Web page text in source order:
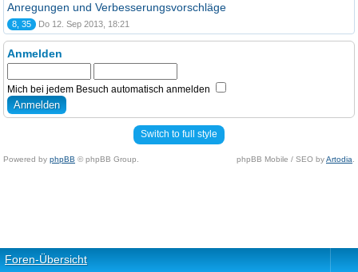
Anregungen und Verbesserungsvorschläge
8, 35 Do 12. Sep 2013, 18:21
Anmelden
Mich bei jedem Besuch automatisch anmelden
Switch to full style
Powered by phpBB © phpBB Group. phpBB Mobile / SEO byArtodia
Foren-Übersicht